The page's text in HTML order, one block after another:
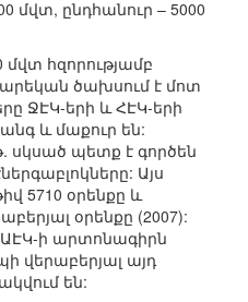
մվտ, ընդհանուր – 5000
մվտ հզորությամբ
ծախսում է մոտ
ՋԷԿ-երի և ՀԷԿ-երի
և մաքուր են:
սկսած պետք է գործեն
Այս
5710 օրենքը և
օրենքը (2007):
ԱԷԿ-ի արտոնագիրն
վերաբերյալ այդ
են: